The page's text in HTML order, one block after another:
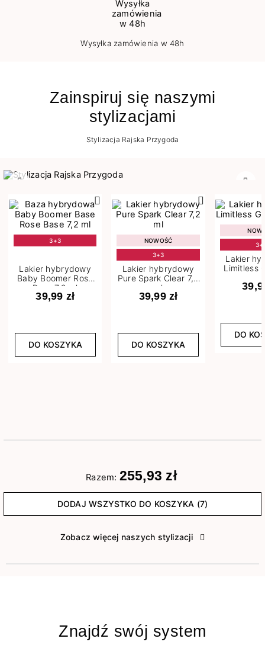
Wysyłka zamówienia w 48h
Zainspiruj się naszymi
stylizacjami
Stylizacja Rajska Przygoda
3+3
Lakier hybrydowy
Baby Boomer Rose
Base 7,2 ml
39,99 zł
DO KOSZYKA
NOWOŚĆ
3+3
Lakier hybrydowy
Pure Spark Clear 7,2
ml
39,99 zł
DO KOSZYKA
Lakier
Limitless
DO
Razem: 255,93 zł
DODAJ WSZYSTKO DO KOSZYKA (7)
Zobacz więcej naszych stylizacji
Znajdź swój system